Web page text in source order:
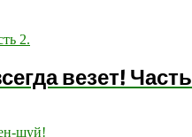
везет! Часть